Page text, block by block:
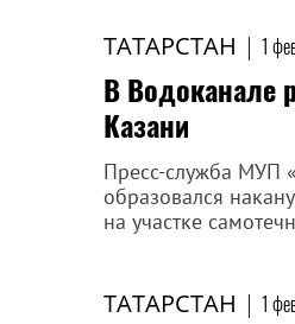
ТАТАРСТАН | 1
В Водоканале
Казани
Пресс-служба МУП
образовался
на участке
ТАТАРСТАН | 1